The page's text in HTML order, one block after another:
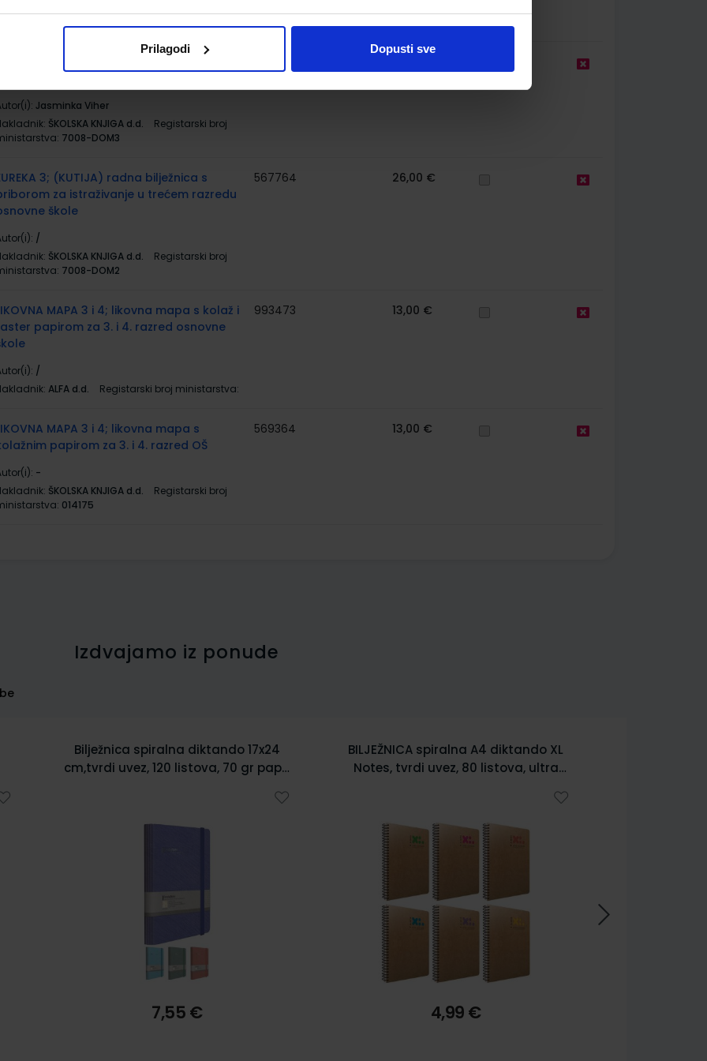
Prilagodi Dopusti sve
Jasminka Viher
ŠKOLSKA KNJIGA d.d.
Registarski broj
7008-DOM3
3; (KUTIJA) radna bilježnica s
za istraživanje u trećem razredu
škole
/
ŠKOLSKA KNJIGA d.d.
Registarski broj
7008-DOM2
567764 26,00 €
MAPA 3 i 4; likovna mapa s kolaž i
papirom za 3. i 4. razred osnovne
/
ALFA d.d. Registarski broj ministarstva:
993473 13,00 €
MAPA 3 i 4; likovna mapa s
papirom za 3. i 4. razred OŠ
-
ŠKOLSKA KNJIGA d.d.
Registarski broj
014175
569364 13,00 €
Izdvajamo iz ponude
Bilježnica spiralna diktando 17x24
cm,tvrdi uvez, 120 listova, 70 gr papir
7,55 €
BILJEŽNICA spiralna A4 diktando XL
Notes, tvrdi uvez, 80 listova, ultra
4,99 €